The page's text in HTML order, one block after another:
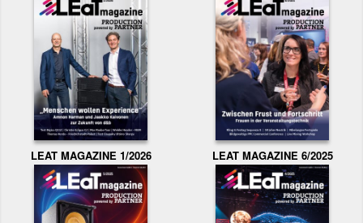
LEAT MAGAZINE 1/2026 LEAT MAGAZINE 6/2025